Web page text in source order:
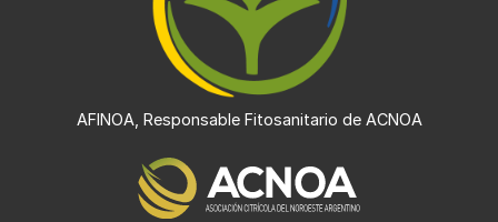
AFINOA, Responsable Fitosanitario de ACNOA